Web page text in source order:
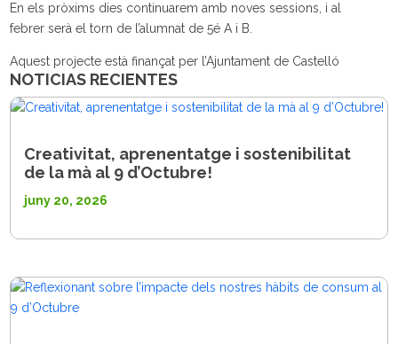
En els pròxims dies continuarem amb noves sessions, i al
febrer serà el torn de l’alumnat de 5é A i B.
Aquest projecte està finançat per l’Ajuntament de Castelló
NOTICIAS RECIENTES
Creativitat, aprenentatge i sostenibilitat
de la mà al 9 d’Octubre!
juny 20, 2026